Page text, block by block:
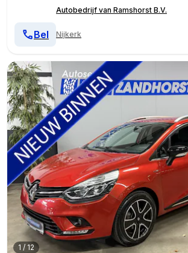
Autobedrijf van Ramshorst B.V.
Nijkerk
Bel
1 / 12